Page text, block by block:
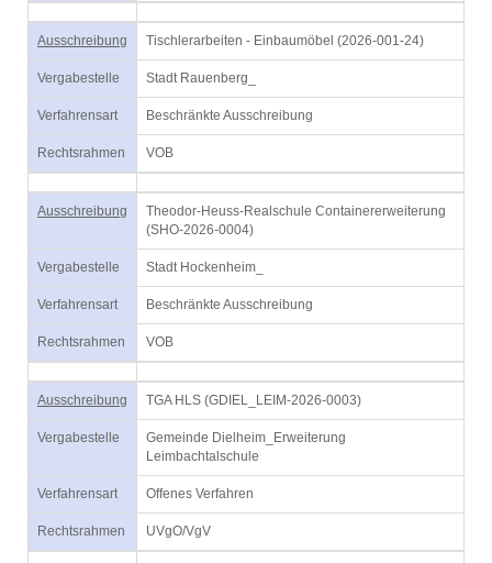
Ausschreibung Tischlerarbeiten - Einbaumöbel (2026-001-24)
Vergabestelle Stadt Rauenberg_
Verfahrensart Beschränkte Ausschreibung
Rechtsrahmen VOB
Ausschreibung
Theodor-Heuss-Realschule Containererweiterung
(SHO-2026-0004)
Vergabestelle Stadt Hockenheim_
Verfahrensart Beschränkte Ausschreibung
Rechtsrahmen VOB
Ausschreibung TGA HLS (GDIEL_LEIM-2026-0003)
Vergabestelle
Gemeinde Dielheim_Erweiterung
Leimbachtalschule
Verfahrensart Offenes Verfahren
Rechtsrahmen UVgO/VgV